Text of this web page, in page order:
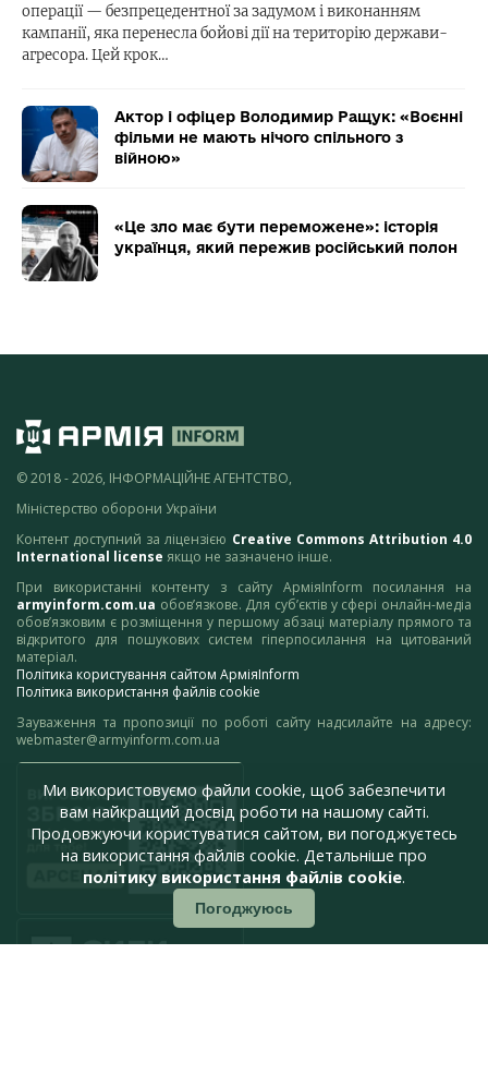
операції — безпрецедентної за задумом і виконанням
кампанії, яка перенесла бойові дії на територію держави-
агресора. Цей крок…
Актор і офіцер Володимир Ращук: «Воєнні
фільми не мають нічого спільного з
війною»
«Це зло має бути переможене»: історія
українця, який пережив російський полон
© 2018 - 2026, ІНФОРМАЦІЙНЕ АГЕНТСТВО,
Міністерство оборони України
Контент доступний за ліцензією Creative Commons Attribution 4.0
International license якщо не зазначено інше.
При використанні контенту з сайту АрміяInform посилання на
armyinform.com.ua обов’язкове. Для суб’єктів у сфері онлайн-медіа
обов’язковим є розміщення у першому абзаці матеріалу прямого та
відкритого для пошукових систем гіперпосилання на цитований
матеріал.
Політика користування сайтом АрміяInform
Політика використання файлів cookie
Зауваження та пропозиції по роботі сайту надсилайте на адресу:
webmaster@armyinform.com.ua
Ми використовуємо файли cookie, щоб забезпечити
вам найкращий досвід роботи на нашому сайті.
Продовжуючи користуватися сайтом, ви погоджуєтесь
на використання файлів cookie. Детальніше про
політику використання файлів cookie.
Погоджуюсь